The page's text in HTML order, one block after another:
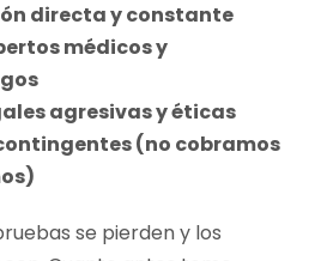
directa y constante
médicos y
agresivas y éticas
(no cobramos